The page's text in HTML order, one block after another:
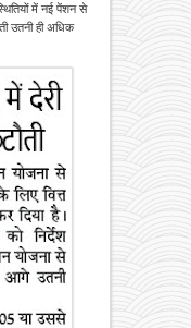
में नई पेंशन से
उतनी ही अधिक